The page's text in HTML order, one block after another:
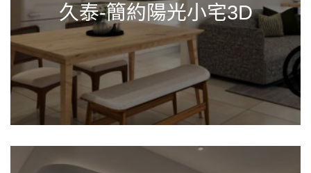
久泰-簡約陽光小宅3D